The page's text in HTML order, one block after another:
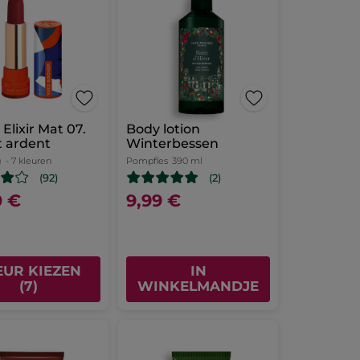
Mat 07.
ardent
- 7 kleuren
(92)
€
KIEZEN
(7)
Body lotion
Winterbessen
Pompfles 390 ml
(2)
9,99 €
IN
WINKELMANDJE